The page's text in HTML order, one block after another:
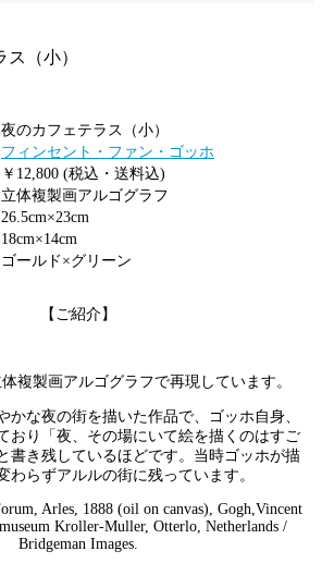
（小）
夜のカフェテラス（小）
フィンセント・ファン・ゴッホ
￥12,800 (税込・送料込)
立体複製画アルゴグラフ
26.5cm×23cm
18cm×14cm
ゴールド×グリーン
【ご紹介】
複製画アルゴグラフで再現しています。
かな夜の街を描いた作品で、ゴッホ自身、
おり「夜、その場にいて絵を描くのはすご
書き残しているほどです。当時ゴッホが描
わらずアルルの街に残っています。
Arles, 1888 (oil on canvas), Gogh,Vincent
Kroller-Muller, Otterlo, Netherlands /
Bridgeman Images.